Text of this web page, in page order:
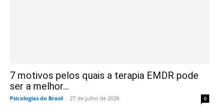
7 motivos pelos quais a terapia EMDR pode
ser a melhor...
Psicologias do Brasil - 27 de julho de 2026 0